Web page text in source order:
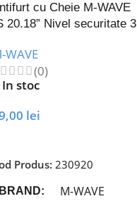
cu Cheie M-WAVE
20.18” Nivel securitate 3
WAVE
(0)
In stoc
lei
Produs: 230920
BRAND M-WAVE